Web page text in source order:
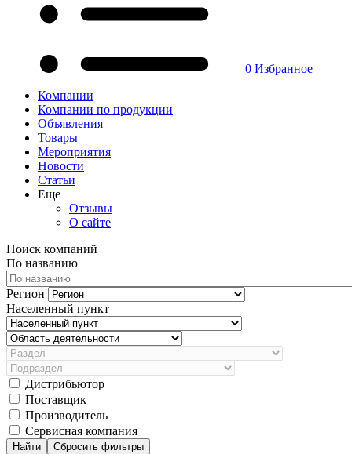
0 Избранное
Компании
Компании по продукции
Объявления
Товары
Мероприятия
Новости
Статьи
Еще
Отзывы
О сайте
Поиск компаний
По названию
Регион
Населенный пункт
Дистрибьютор
Поставщик
Производитель
Сервисная компания
Сбросить фильтры